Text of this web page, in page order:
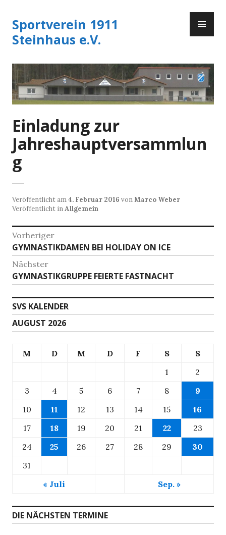
Inhalt
springen
Sportverein 1911
Steinhaus e.V.
Einladung zur
Jahreshauptversammlun
g
Veröffentlicht am4. Februar 2016 vonMarco Weber
Veröffentlicht inAllgemein
Beitragsnavigation
Vorheriger
Vorheriger
Beitrag:
GYMNASTIKDAMEN BEI HOLIDAY ON ICE
Nächster
Nächster
Beitrag:
GYMNASTIKGRUPPE FEIERTE FASTNACHT
SVS KALENDER
AUGUST 2026
M D M D F S
S
1
2
3
4 5 6 7 8
9
10
11 12 13 14 15
16
17
18 19 20 21 22
23
24
25 26 27 28 29
30
31
« Juli
Sep. »
DIE NÄCHSTEN TERMINE